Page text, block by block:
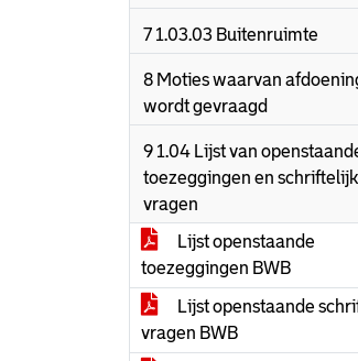
7 1.03.03 Buitenruimte
8 Moties waarvan
wordt gevraagd
9 1.04 Lijst van
toezeggingen en
vragen
Lijst openstaande
toezeggingen BWB
Lijst openstaande
vragen BWB